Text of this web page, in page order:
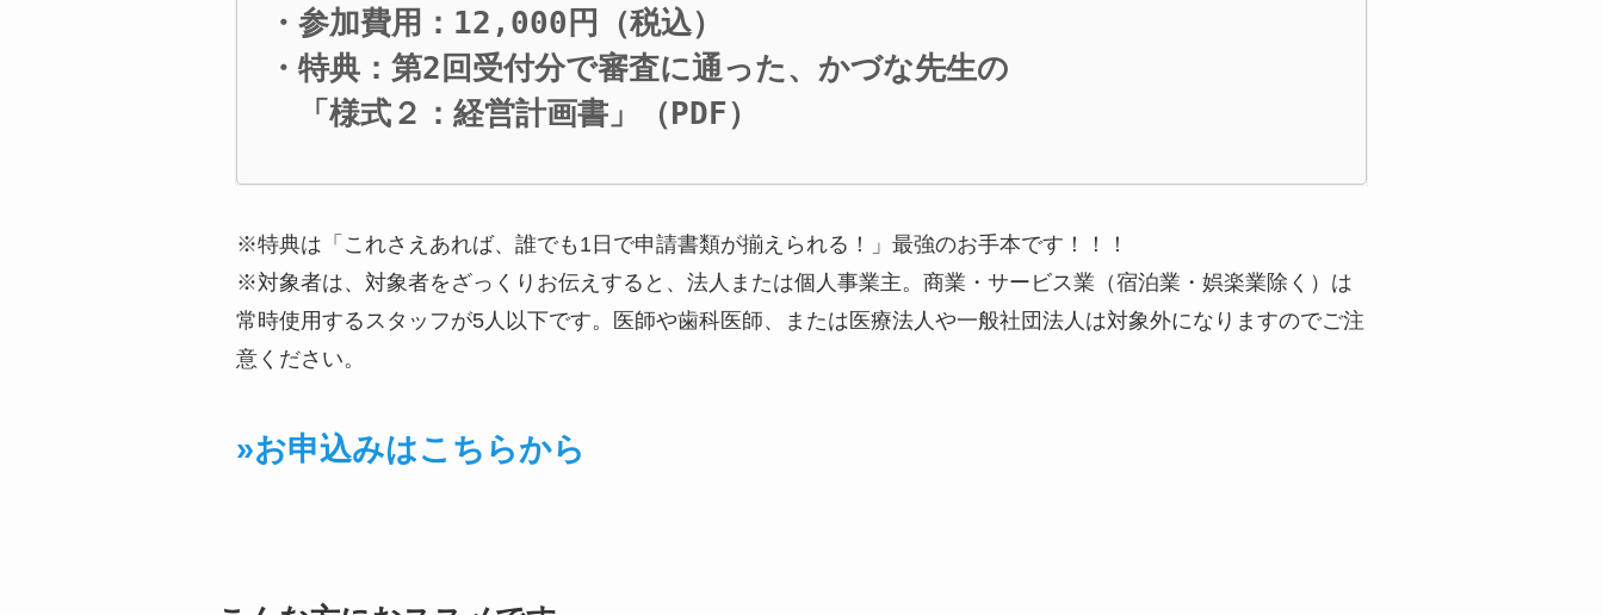
・参加費用：12,000円（税込）
・特典：第2回受付分で審査に通った、かづな先生の
「様式２：経営計画書」（PDF）
※特典は「これさえあれば、誰でも1日で申請書類が揃えられる！」最強のお手本です！！！
※対象者は、対象者をざっくりお伝えすると、法人または個人事業主。商業・サービス業（宿泊業・娯楽業除く）は
常時使用するスタッフが5人以下です。医師や歯科医師、または医療法人や一般社団法人は対象外になりますのでご注
意ください。
»お申込みはこちらから